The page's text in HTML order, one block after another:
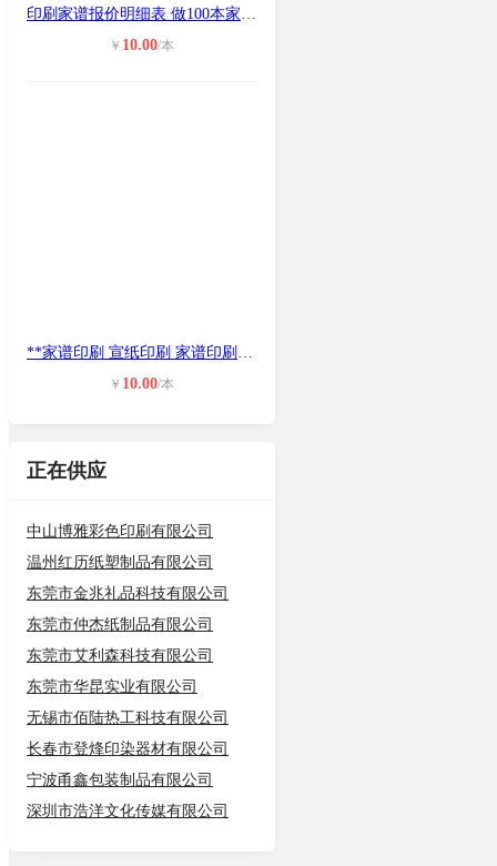
印刷家谱报价明细表 做100本家谱需要
￥ 10.00/本
**家谱印刷 宣纸印刷 家谱印刷多少
￥ 10.00/本
正在供应
中山博雅彩色印刷有限公司
温州红历纸塑制品有限公司
东莞市金兆礼品科技有限公司
东莞市仲杰纸制品有限公司
东莞市艾利森科技有限公司
东莞市华昆实业有限公司
无锡市佰陆热工科技有限公司
长春市登烽印染器材有限公司
宁波甬鑫包装制品有限公司
深圳市浩洋文化传媒有限公司